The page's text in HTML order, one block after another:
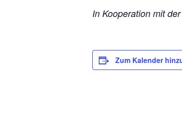
In Kooperation mit
Zum Kalender